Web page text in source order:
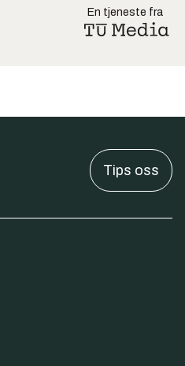
En tjeneste fra
Tips oss